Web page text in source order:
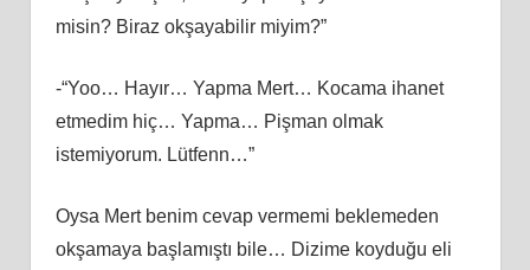
misin? Biraz okşayabilir miyim?”
-“Yoo… Hayır… Yapma Mert… Kocama ihanet
etmedim hiç… Yapma… Pişman olmak
istemiyorum. Lütfenn…”
Oysa Mert benim cevap vermemi beklemeden
okşamaya başlamıştı bile… Dizime koyduğu eli